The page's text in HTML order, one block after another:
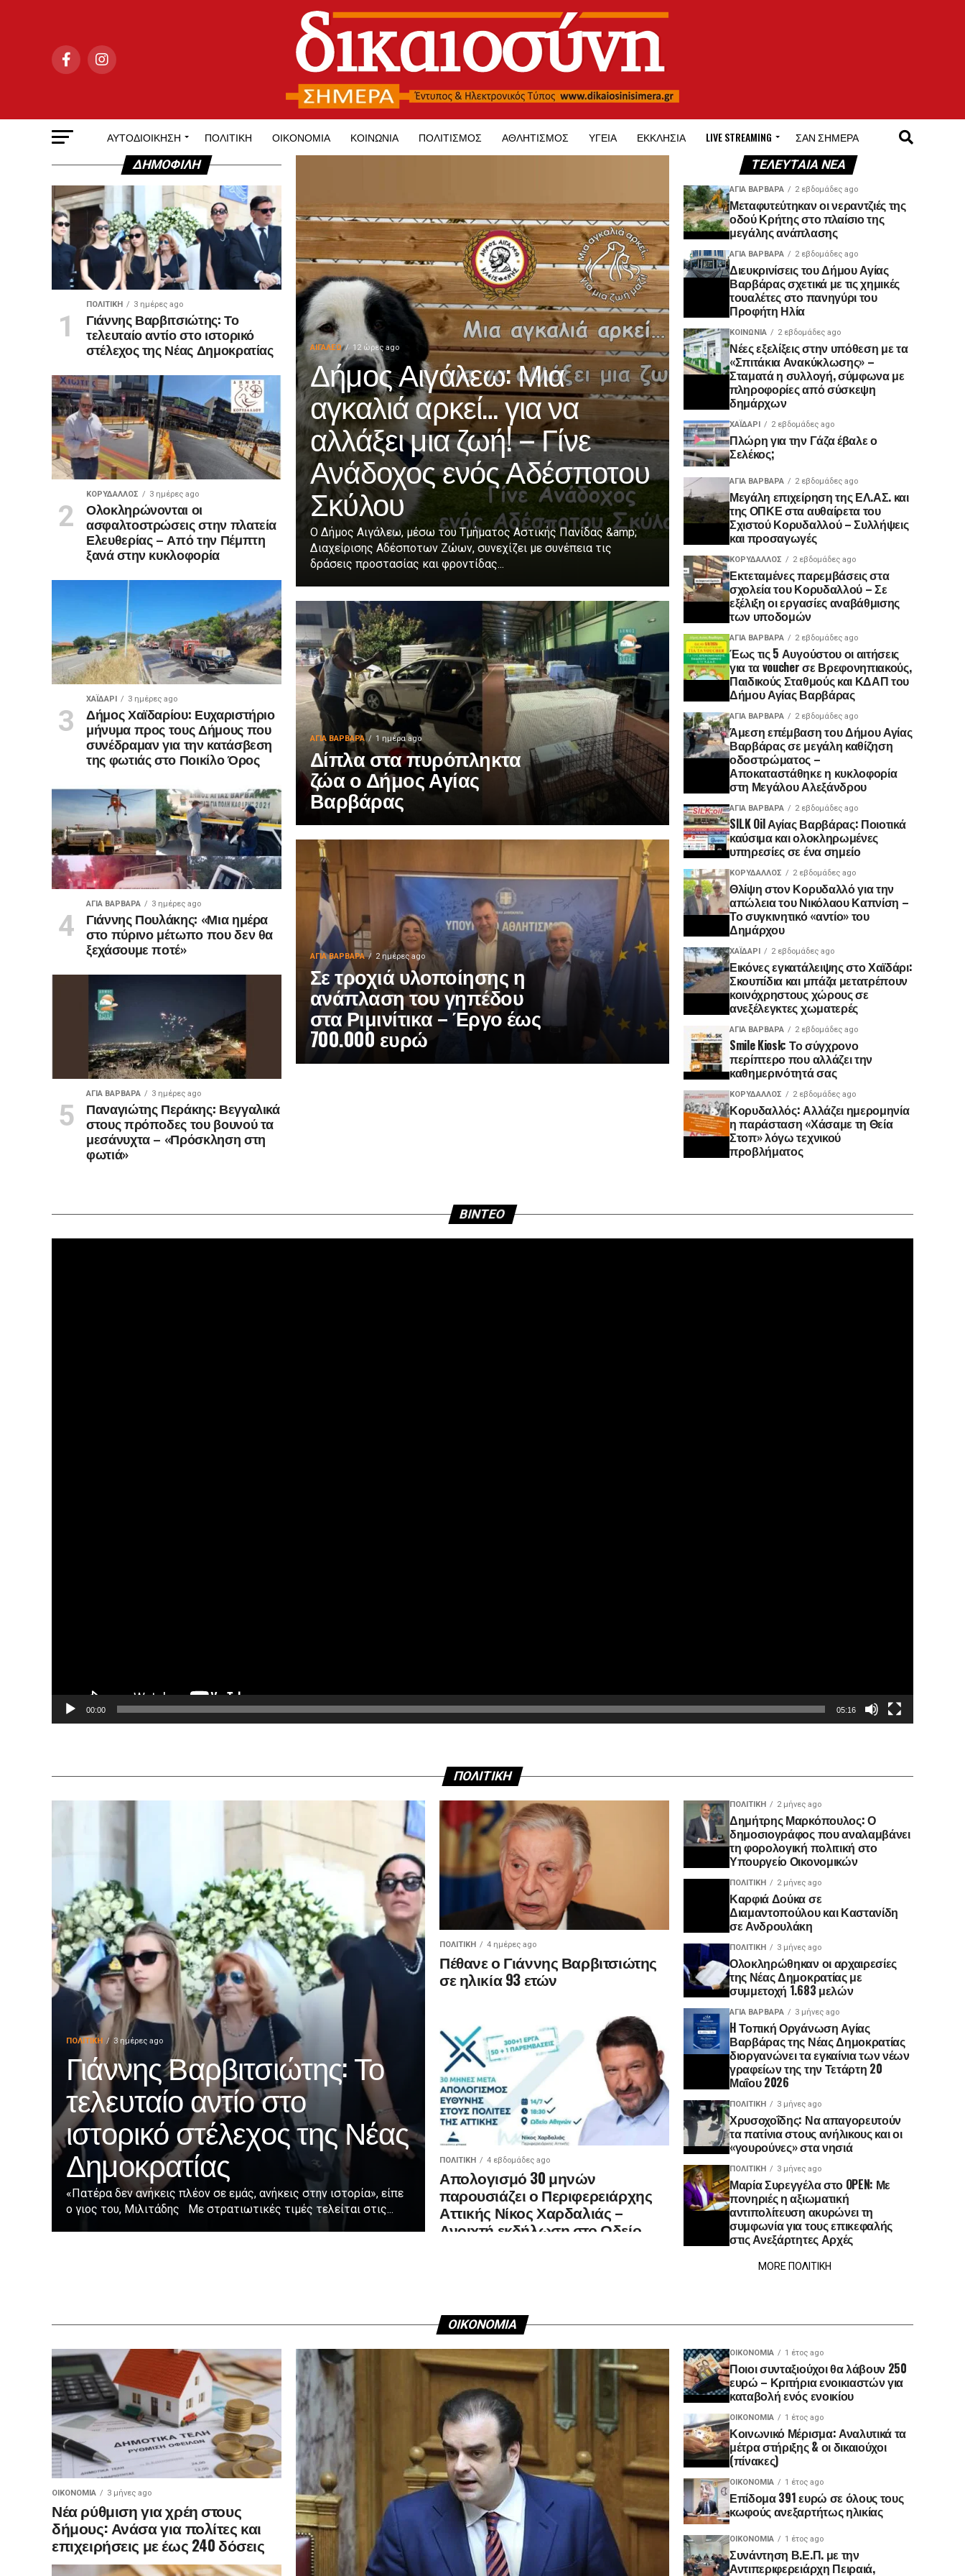
ΑΥΤΟΔΙΟΊΚΗΣΗ ΠΟΛΙΤΙΚΉ ΟΙΚΟΝΟΜΊΑ ΚΟΙΝΩΝΊΑ ΠΟΛΙΤΙΣΜΌΣ ΑΘΛΗΤΙΣΜΌΣ ΥΓΕΊΑ ΕΚΚΛΗΣΊΑ LIVE STREAMING ΣΑΝ ΣΉΜΕΡΑ
ΑΙΓΑΛΕΩ 12 ώρες ago
Δήμος Αιγάλεω: Μια
αγκαλιά αρκεί… για να
αλλάξει μια ζωή! – Γίνε
Ανάδοχος ενός Αδέσποτου
Σκύλου
Ο Δήμος Αιγάλεω, μέσω του Τμήματος Αστικής Πανίδας &amp;
Διαχείρισης Αδέσποτων Ζώων, συνεχίζει με συνέπεια τις
δράσεις προστασίας και φροντίδας...
ΑΓΙΑ ΒΑΡΒΑΡΑ 1 ημέρα ago
Δίπλα στα πυρόπληκτα
ζώα ο Δήμος Αγίας
Βαρβάρας
ΑΓΙΑ ΒΑΡΒΑΡΑ 2 ημέρες ago
Σε τροχιά υλοποίησης η
ανάπλαση του γηπέδου
στα Ριμινίτικα – Έργο έως
700.000 ευρώ
ΔΗΜΟΦΙΛΉ
ΠΟΛΙΤΙΚΉ 3 ημέρες ago
Γιάννης Βαρβιτσιώτης: Το
τελευταίο αντίο στο ιστορικό
στέλεχος της Νέας Δημοκρατίας
ΚΟΡΥΔΑΛΛΟΣ 3 ημέρες ago
Ολοκληρώνονται οι
ασφαλτοστρώσεις στην πλατεία
Ελευθερίας – Από την Πέμπτη
ξανά στην κυκλοφορία
ΧΑΪΔΑΡΙ 3 ημέρες ago
Δήμος Χαϊδαρίου: Ευχαριστήριο
μήνυμα προς τους Δήμους που
συνέδραμαν για την κατάσβεση
της φωτιάς στο Ποικίλο Όρος
ΑΓΙΑ ΒΑΡΒΑΡΑ 3 ημέρες ago
Γιάννης Πουλάκης: «Μια ημέρα
στο πύρινο μέτωπο που δεν θα
ξεχάσουμε ποτέ»
ΑΓΙΑ ΒΑΡΒΑΡΑ 3 ημέρες ago
Παναγιώτης Περάκης: Βεγγαλικά
στους πρόποδες του βουνού τα
μεσάνυχτα – «Πρόσκληση στη
φωτιά»
ΤΕΛΕΥΤΑΊΑ ΝΈΑ
ΑΓΙΑ ΒΑΡΒΑΡΑ 2 εβδομάδες ago
Μεταφυτεύτηκαν οι νεραντζιές της
οδού Κρήτης στο πλαίσιο της
μεγάλης ανάπλασης
ΑΓΙΑ ΒΑΡΒΑΡΑ 2 εβδομάδες ago
Διευκρινίσεις του Δήμου Αγίας
Βαρβάρας σχετικά με τις χημικές
τουαλέτες στο πανηγύρι του
Προφήτη Ηλία
ΚΟΙΝΩΝΊΑ 2 εβδομάδες ago
Νέες εξελίξεις στην υπόθεση με τα
«Σπιτάκια Ανακύκλωσης» –
Σταματά η συλλογή, σύμφωνα με
πληροφορίες από σύσκεψη
δημάρχων
ΧΑΪΔΑΡΙ 2 εβδομάδες ago
Πλώρη για την Γάζα έβαλε ο
Σελέκος;
ΑΓΙΑ ΒΑΡΒΑΡΑ 2 εβδομάδες ago
Μεγάλη επιχείρηση της ΕΛ.ΑΣ. και
της ΟΠΚΕ στα αυθαίρετα του
Σχιστού Κορυδαλλού – Συλλήψεις
και προσαγωγές
ΚΟΡΥΔΑΛΛΟΣ 2 εβδομάδες ago
Εκτεταμένες παρεμβάσεις στα
σχολεία του Κορυδαλλού – Σε
εξέλιξη οι εργασίες αναβάθμισης
των υποδομών
ΑΓΙΑ ΒΑΡΒΑΡΑ 2 εβδομάδες ago
Έως τις 5 Αυγούστου οι αιτήσεις
για τα voucher σε Βρεφονηπιακούς,
Παιδικούς Σταθμούς και ΚΔΑΠ του
Δήμου Αγίας Βαρβάρας
ΑΓΙΑ ΒΑΡΒΑΡΑ 2 εβδομάδες ago
Άμεση επέμβαση του Δήμου Αγίας
Βαρβάρας σε μεγάλη καθίζηση
οδοστρώματος –
Αποκαταστάθηκε η κυκλοφορία
στη Μεγάλου Αλεξάνδρου
ΑΓΙΑ ΒΑΡΒΑΡΑ 2 εβδομάδες ago
SILK Oil Αγίας Βαρβάρας: Ποιοτικά
καύσιμα και ολοκληρωμένες
υπηρεσίες σε ένα σημείο
ΚΟΡΥΔΑΛΛΟΣ 2 εβδομάδες ago
Θλίψη στον Κορυδαλλό για την
απώλεια του Νικόλαου Καπνίση –
Το συγκινητικό «αντίο» του
Δημάρχου
ΧΑΪΔΑΡΙ 2 εβδομάδες ago
Εικόνες εγκατάλειψης στο Χαϊδάρι:
Σκουπίδια και μπάζα μετατρέπουν
κοινόχρηστους χώρους σε
ανεξέλεγκτες χωματερές
ΑΓΙΑ ΒΑΡΒΑΡΑ 2 εβδομάδες ago
Smile Kiosk: Το σύγχρονο
περίπτερο που αλλάζει την
καθημερινότητά σας
ΚΟΡΥΔΑΛΛΟΣ 2 εβδομάδες ago
Κορυδαλλός: Αλλάζει ημερομηνία
η παράσταση «Χάσαμε τη Θεία
Στοπ» λόγω τεχνικού
προβλήματος
BINTEO
00:00 05:16
ΠΟΛΙΤΙΚΗ
ΠΟΛΙΤΙΚΉ 3 ημέρες ago
Γιάννης Βαρβιτσιώτης: Το
τελευταίο αντίο στο
ιστορικό στέλεχος της Νέας
Δημοκρατίας
«Πατέρα δεν ανήκεις πλέον σε εμάς, ανήκεις στην ιστορία», είπε
ο γιος του, Μιλιτάδης Με στρατιωτικές τιμές τελείται στις...
ΠΟΛΙΤΙΚΉ 4 ημέρες ago
Πέθανε ο Γιάννης Βαρβιτσιώτης
σε ηλικία 93 ετών
ΠΟΛΙΤΙΚΉ 4 εβδομάδες ago
Απολογισμό 30 μηνών
παρουσιάζει ο Περιφερειάρχης
Αττικής Νίκος Χαρδαλιάς –
Ανοιχτή εκδήλωση στο Ωδείο
ΠΟΛΙΤΙΚΉ 2 μήνες ago
Δημήτρης Μαρκόπουλος: Ο
δημοσιογράφος που αναλαμβάνει
τη φορολογική πολιτική στο
Υπουργείο Οικονομικών
ΠΟΛΙΤΙΚΉ 2 μήνες ago
Καρφιά Δούκα σε
Διαμαντοπούλου και Καστανίδη
σε Ανδρουλάκη
ΠΟΛΙΤΙΚΉ 3 μήνες ago
Ολοκληρώθηκαν οι αρχαιρεσίες
της Νέας Δημοκρατίας με
συμμετοχή 1.683 μελών
ΑΓΙΑ ΒΑΡΒΑΡΑ 3 μήνες ago
H Τοπική Οργάνωση Αγίας
Βαρβάρας της Νέας Δημοκρατίας
διοργανώνει τα εγκαίνια των νέων
γραφείων της την Τετάρτη 20
Μαΐου 2026
ΠΟΛΙΤΙΚΉ 3 μήνες ago
Χρυσοχοΐδης: Να απαγορευτούν
τα πατίνια στους ανήλικους και οι
«γουρούνες» στα νησιά
ΠΟΛΙΤΙΚΉ 3 μήνες ago
Μαρία Συρεγγέλα στο OPEN: Με
πονηριές η αξιωματική
αντιπολίτευση ακυρώνει τη
συμφωνία για τους επικεφαλής
στις Ανεξάρτητες Αρχές
MORE ΠΟΛΙΤΙΚΗ
ΟΙΚΟΝΟΜΙΑ
ΟΙΚΟΝΟΜΊΑ 3 μήνες ago
Νέα ρύθμιση για χρέη στους
δήμους: Ανάσα για πολίτες και
επιχειρήσεις με έως 240 δόσεις
ΟΙΚΟΝΟΜΊΑ 1 έτος ago
Ποιοι συνταξιούχοι θα λάβουν 250
ευρώ – Κριτήρια ενοικιαστών για
καταβολή ενός ενοικίου
ΟΙΚΟΝΟΜΊΑ 1 έτος ago
Κοινωνικό Μέρισμα: Αναλυτικά τα
μέτρα στήριξης & οι δικαιούχοι
(πίνακες)
ΟΙΚΟΝΟΜΊΑ 1 έτος ago
Επίδομα 391 ευρώ σε όλους τους
κωφούς ανεξαρτήτως ηλικίας
ΟΙΚΟΝΟΜΊΑ 1 έτος ago
Συνάντηση Β.Ε.Π. με την
Αντιπεριφερειάρχη Πειραιά,